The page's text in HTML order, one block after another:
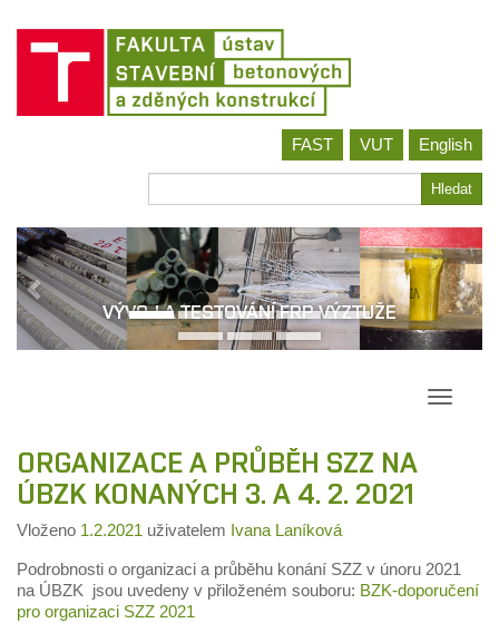
FAST VUT
English
Hledat
VÝVOJ A TESTOVÁNÍ FRP VÝZTUŽE
ORGANIZACE A PRŮBĚH SZZ NA
ÚBZK KONANÝCH 3. A 4. 2. 2021
Vloženo 1.2.2021 uživatelem Ivana Laníková
Podrobnosti o organizaci a průběhu konání SZZ v únoru 2021
na ÚBZK jsou uvedeny v přiloženém souboru: BZK-doporučení
pro organizaci SZZ 2021